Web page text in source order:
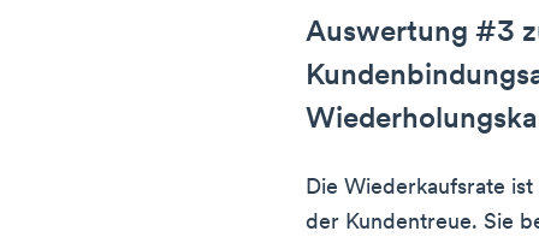
Auswertung #3
Die Wiederkaufsrate
der Kundentreue. Sie